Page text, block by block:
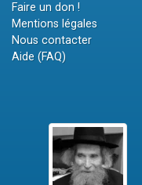
Faire un don !
Mentions légales
Nous contacter
Aide (FAQ)